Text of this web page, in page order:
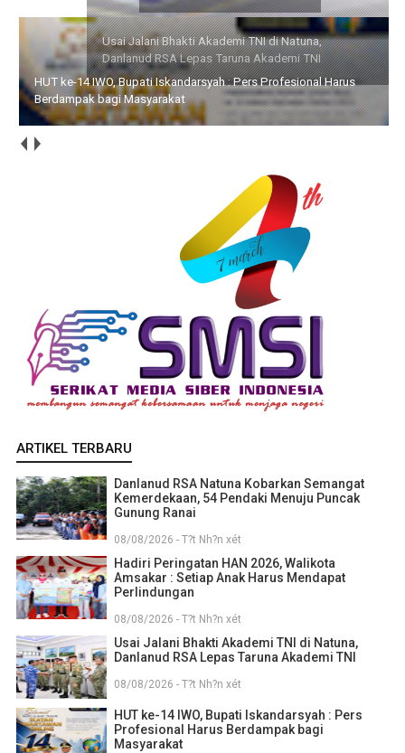
HUT ke-14 IWO, Bupati Iskandarsyah : Pers Profesional Harus
Berdampak bagi Masyarakat
ARTIKEL TERBARU
Danlanud RSA Natuna Kobarkan Semangat
Kemerdekaan, 54 Pendaki Menuju Puncak
Gunung Ranai
08/08/2026 - T?t Nh?n xét
Hadiri Peringatan HAN 2026, Walikota
Amsakar : Setiap Anak Harus Mendapat
Perlindungan
08/08/2026 - T?t Nh?n xét
Usai Jalani Bhakti Akademi TNI di Natuna,
Danlanud RSA Lepas Taruna Akademi TNI
08/08/2026 - T?t Nh?n xét
HUT ke-14 IWO, Bupati Iskandarsyah : Pers
Profesional Harus Berdampak bagi
Masyarakat